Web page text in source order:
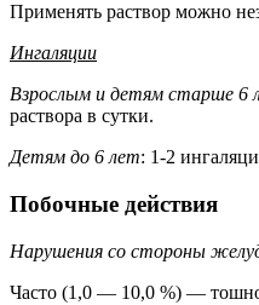
Применять раствор можно
Ингаляции
Взрослым и детям старше 6
раствора в сутки.
Детям до 6 лет: 1-2
Побочные действия
Нарушения со стороны
Часто (1,0 — 10,0 %) —